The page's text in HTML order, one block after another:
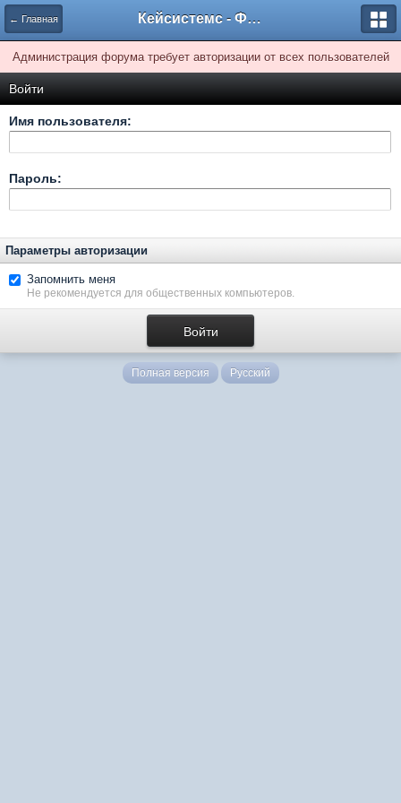
← Главная Кейсистемс - Форумы
Администрация форума требует авторизации от всех пользователей
Войти
Имя пользователя:
Пароль:
Параметры авторизации
Запомнить меня
Не рекомендуется для общественных компьютеров.
Полная версия Русский